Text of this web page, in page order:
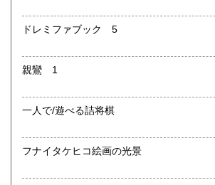
ドレミファブック 5
親鸞 1
一人で/遊べる詰将棋
フナイタケヒコ絵画の光景